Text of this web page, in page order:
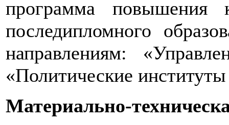
программа повышения
последипломного
направлениям:
«Политические
Материально-